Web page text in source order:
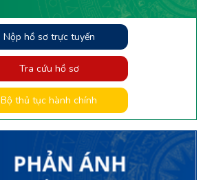
Nộp hồ sơ trực tuyến
Tra cứu hồ sơ
Bộ thủ tục hành chính